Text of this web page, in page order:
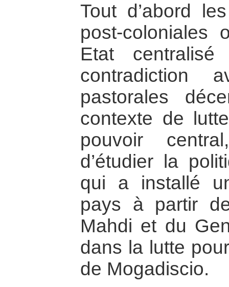
Tout d’abord
post-
Etat
contradiction
pastorales
contexte de
pouvoir
d’étudier la
qui a installé
pays à partir
Mahdi et du
dans la lutte
de Mogadiscio.